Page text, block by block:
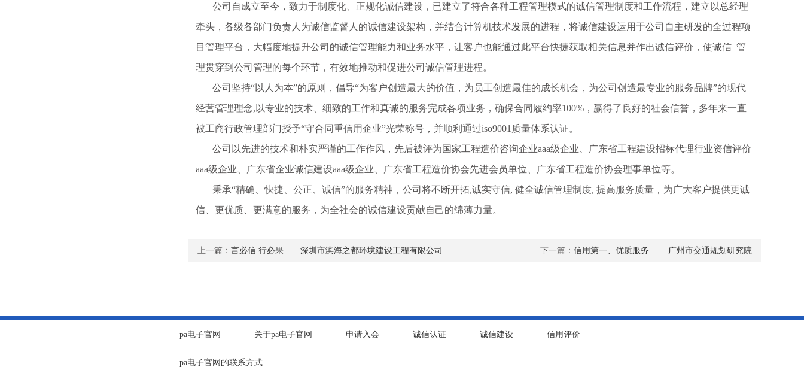
公司自成立至今，致力于制度化、正规化诚信建设，已建立了符合各种工程管理模式的诚信管理制度和工作流程，建立以总经理
牵头，各级各部门负责人为诚信监督人的诚信建设架构，并结合计算机技术发展的进程，将诚信建设运用于公司自主研发的全过程项
目管理平台，大幅度地提升公司的诚信管理能力和业务水平，让客户也能通过此平台快捷获取相关信息并作出诚信评价，使诚信 管
理贯穿到公司管理的每个环节，有效地推动和促进公司诚信管理进程。
公司坚持“以人为本”的原则，倡导“为客户创造最大的价值，为员工创造最佳的成长机会，为公司创造最专业的服务品牌”的现代
经营管理理念,以专业的技术、细致的工作和真诚的服务完成各项业务，确保合同履约率100%，赢得了良好的社会信誉，多年来一直
被工商行政管理部门授予“守合同重信用企业”光荣称号，并顺利通过iso9001质量体系认证。
公司以先进的技术和朴实严谨的工作作风，先后被评为国家工程造价咨询企业aaa级企业、广东省工程建设招标代理行业资信评价
aaa级企业、广东省企业诚信建设aaa级企业、广东省工程造价协会先进会员单位、广东省工程造价协会理事单位等。
秉承“精确、快捷、公正、诚信”的服务精神，公司将不断开拓,诚实守信, 健全诚信管理制度, 提高服务质量，为广大客户提供更诚
信、更优质、更满意的服务，为全社会的诚信建设贡献自己的绵薄力量。
下一篇： 信用第一、优质服务 ——广州市交通规划研究院
上一篇： 言必信 行必果——深圳市滨海之都环境建设工程有限公司
pa电子官网 关于pa电子官网 申请入会 诚信认证 诚信建设 信用评价
pa电子官网的联系方式